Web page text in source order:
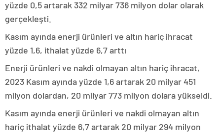
yüzde 0,5 artarak 332 milyar 736 milyon dolar olarak
gerçekleşti.
Kasım ayında enerji ürünleri ve altın hariç ihracat
yüzde 1,6, ithalat yüzde 6,7 arttı
Enerji ürünleri ve nakdi olmayan altın hariç ihracat,
2023 Kasım ayında yüzde 1,6 artarak 20 milyar 451
milyon dolardan, 20 milyar 773 milyon dolara yükseldi.
Kasım ayında enerji ürünleri ve nakdi olmayan altın
hariç ithalat yüzde 6,7 artarak 20 milyar 294 milyon